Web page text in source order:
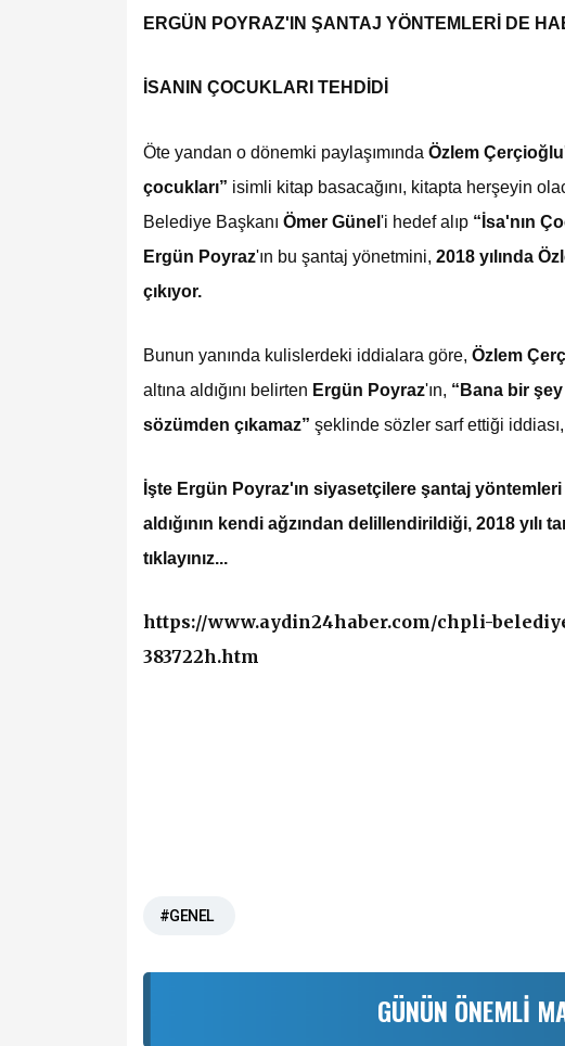
ERGÜN POYRAZ'IN ŞANTAJ YÖNTEMLERİ DE
İSANIN ÇOCUKLARI TEHDİDİ
Öte yandan o dönemki paylaşımında Özlem Çerçioğlu
çocukları” isimli kitap basacağını, kitapta herşeyin
Belediye Başkanı Ömer Günel 'i hedef alıp “İsa'nın
Ergün Poyraz'ın bu şantaj yönetmini, 2018 yılında
çıkıyor.
Bunun yanında kulislerdeki iddialara göre, Özlem
altına aldığını belirten Ergün Poyraz'ın, “Bana bir
sözümden çıkamaz” şeklinde sözler sarf ettiği
İşte Ergün Poyraz'ın siyasetçilere şantaj
aldığının kendi ağzından delillendirildiği, 2018 yılı
tıklayınız...
https://www.aydin24haber.com/chpli-
383722h.htm
#GENEL
GÜNÜN ÖNEMLİ